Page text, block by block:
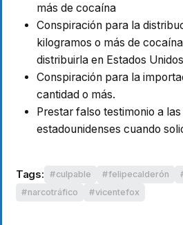
más de cocaína
Conspiración para la
kilogramos o más de
distribuirla en Estados
Conspiración para la
cantidad o más.
Prestar falso testimonio a
estadounidenses cuando
Tags: culpable felipecalderón
narcotráfico
vicentefox